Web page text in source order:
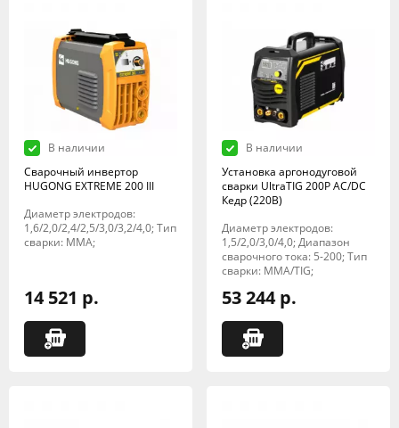
В наличии
Сварочный инвертор
HUGONG EXTREME 200 III
Диаметр электродов:
1,6/2,0/2,4/2,5/3,0/3,2/4,0; Тип
сварки: MMA;
14 521 р.
В наличии
Установка аргонодуговой
сварки UltraTIG 200P AC/DC
Кедр (220В)
Диаметр электродов:
1,5/2,0/3,0/4,0; Диапазон
сварочного тока: 5-200; Тип
сварки: MMA/TIG;
53 244 р.